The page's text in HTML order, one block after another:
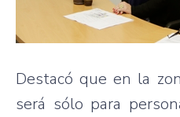
Destacó que en la
será sólo para